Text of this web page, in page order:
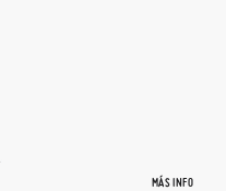
MÁS INFO